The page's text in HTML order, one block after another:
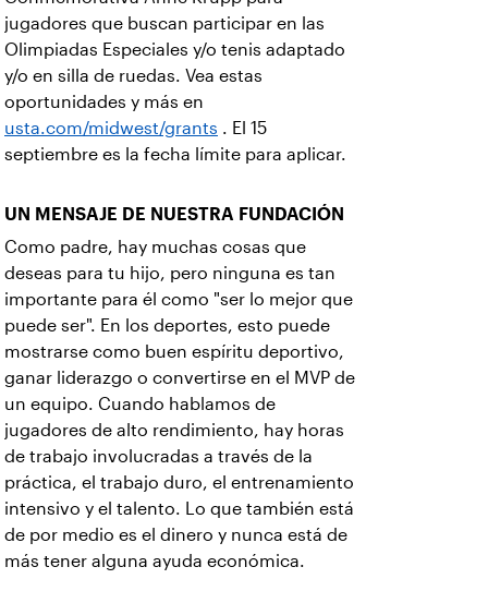
jugadores que buscan participar en las
Olimpiadas Especiales y/o tenis adaptado
y/o en silla de ruedas. Vea estas
oportunidades y más en
usta.com/midwest/grants . El 15
septiembre es la fecha límite para aplicar.
UN MENSAJE DE NUESTRA FUNDACIÓN
Como padre, hay muchas cosas que
deseas para tu hijo, pero ninguna es tan
importante para él como "ser lo mejor que
puede ser". En los deportes, esto puede
mostrarse como buen espíritu deportivo,
ganar liderazgo o convertirse en el MVP de
un equipo. Cuando hablamos de
jugadores de alto rendimiento, hay horas
de trabajo involucradas a través de la
práctica, el trabajo duro, el entrenamiento
intensivo y el talento. Lo que también está
de por medio es el dinero y nunca está de
más tener alguna ayuda económica.